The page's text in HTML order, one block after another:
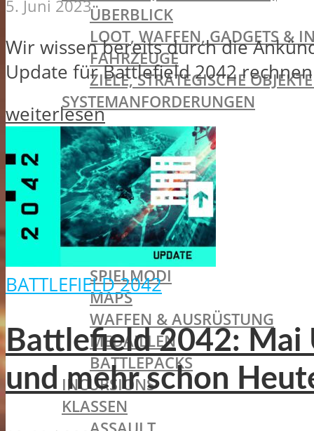
ÜBERBLICK
LOOT, WAFFEN, GADGETS &
FAHRZEUGE
ZIELE, STRATEGISCHE
SYSTEMANFORDERUNGEN
BATTLEFIELD 1
SINGLEPLAYER
ALLGEMEINES
MISSIONEN
TRAILER
MULTIPLAYER
ALLGEMEINES
SPIELMODI
MAPS
WAFFEN & AUSRÜSTUNG
MEDAILLEN
BATTLEPACKS
INCURSIONS
KLASSEN
5. Juni 2023
Wir wissen bereits durch die
Update für Battlefield 2042
weiterlesen
BATTLEFIELD 2042
Battlefield 2042: Mai
und mehr schon